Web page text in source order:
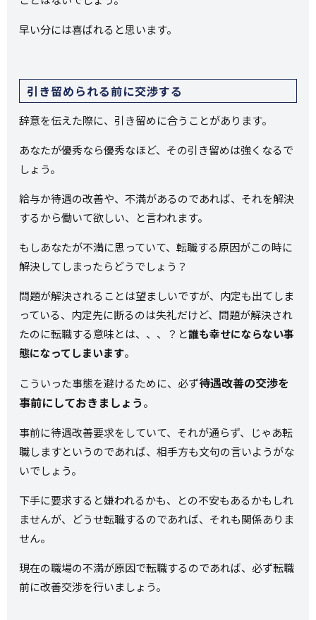
早い分には喜ばれると思います。
引き留められる前に交渉する
辞意を伝えた際に、引き留めに合うことがあります。
あなたが優秀なら優秀なほど、その引き留めは強くなるで
しょう。
給与か待遇の改善や、不満があるのであれば、それを解決
するから働いて欲しい、と言われます。
もしあなたが不満に思っていて、転職する原因がこの時に
解決してしまったらどうでしょう？
問題が解決されることは望ましいですが、内定も出てしま
っている、内定先に断るのは失礼だけど、問題が解決され
たのに転職する意味とは、、、？と誰も幸せにならない事
態になってしまいます。
こういった事態を避けるために、必ず待遇改善の交渉を
事前にしておきましょう。
事前に待遇改善要求をしていて、それが通らず、じゃあ転
職しますというのであれば、相手方も文句の言いようがな
いでしょう。
下手に要求すると嫌われるかも、との不安もあるかもしれ
ませんが、どうせ転職するのであれば、それも関係ありま
せん。
現在の職場の不満が原因で転職するのであれば、必ず転職
前に改善交渉を行いましょう。